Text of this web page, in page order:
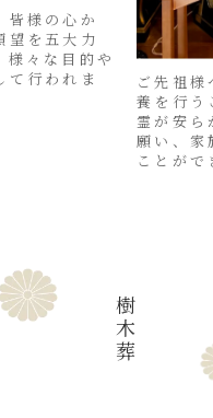
皆様の心か
望を五大力
様々な目的や
て行われま
ご先祖様
養を行う
霊が安ら
願い、家
ことがで
樹
木
葬